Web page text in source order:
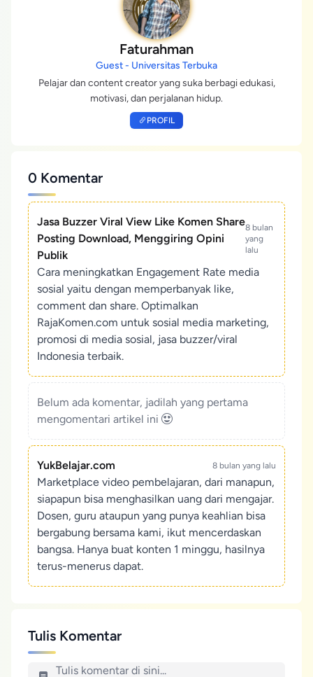
Faturahman
Guest - Universitas Terbuka
Pelajar dan content creator yang suka berbagi edukasi,
motivasi, dan perjalanan hidup.
PROFIL
0 Komentar
Jasa Buzzer Viral View Like Komen Share
Posting Download, Menggiring Opini
Publik
8 bulan
yang
lalu
Cara meningkatkan Engagement Rate media
sosial yaitu dengan memperbanyak like,
comment dan share. Optimalkan
RajaKomen.com untuk sosial media marketing,
promosi di media sosial, jasa buzzer/viral
Indonesia terbaik.
Belum ada komentar, jadilah yang pertama
mengomentari artikel ini
YukBelajar.com 8 bulan yang lalu
Marketplace video pembelajaran, dari manapun,
siapapun bisa menghasilkan uang dari mengajar.
Dosen, guru ataupun yang punya keahlian bisa
bergabung bersama kami, ikut mencerdaskan
bangsa. Hanya buat konten 1 minggu, hasilnya
terus-menerus dapat.
Tulis Komentar